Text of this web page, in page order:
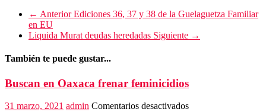
← AnteriorEdiciones 36, 37 y 38 de la Guelaguetza Familiar
en EU
Liquida Murat deudas heredadas Siguiente →
También te puede gustar...
Buscan en Oaxaca frenar feminicidios
31 marzo, 2021 admin Comentarios desactivadosen